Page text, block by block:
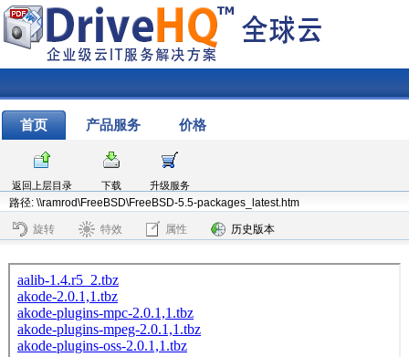
首页 产品服务 价格
返回上层目录 下载
升级服务
路径: \\ramrod\FreeBSD\FreeBSD-5.5-packages_latest.htm
旋转 特效 属性 历史版本